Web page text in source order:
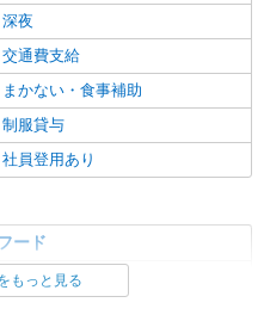
資格手当有
）草薙駅前 （静岡県静岡市清水区
）
トの生鮮青果スタッフ
を考慮し優遇 ※諸手当・ 45ｈ
給／年1回（3月） 賞与／年2回
深夜
交通費支給
まかない・食事補助
制服貸与
社員登用あり
ード
調理・調理補助・調理師
もっと見る